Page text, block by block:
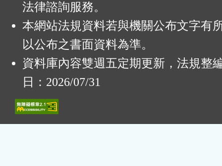
法律諮詢服務。
本網站法規資料若與機關公布文字有
以公布之書面資料為準。
資料庫內容雙週五定期更新，法規整
日：2026/07/31